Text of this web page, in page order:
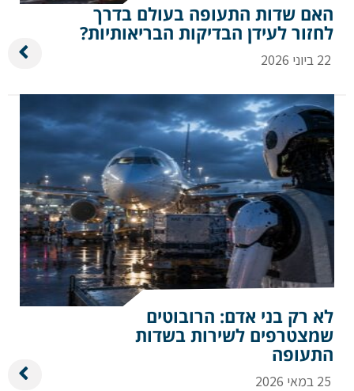
האם שדות התעופה בעולם בדרך
לחזור לעידן הבדיקות הבריאותיות?
22 ביוני 2026
לא רק בני אדם: הרובוטים
שמצטרפים לשירות בשדות
התעופה
25 במאי 2026